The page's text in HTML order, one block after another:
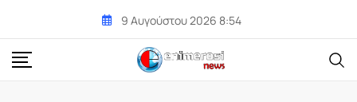
content
9 Αυγούστου 2026 8:54